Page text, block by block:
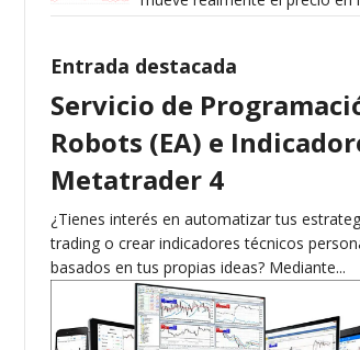
mercados financieros, Guía de
Entrada destacada
Servicio de
Robots (EA) e
Metatrader 4
¿Tienes interés en automatizar tus
trading o crear indicadores técnicos
basados en tus propias ideas? Mediante...